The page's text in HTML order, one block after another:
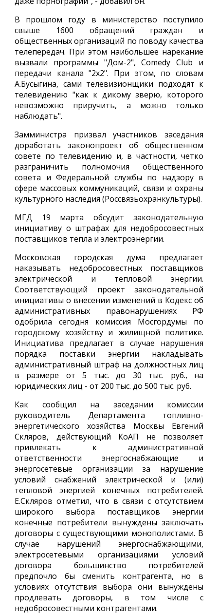
В прошлом году в министерство поступило
свыше 1600 обращений граждан и
общественных организаций по поводу качества
телепередач. При этом наибольшее нарекание
вызвали программы "Дом-2", Comedy Club и
передачи канала "2х2". При этом, по словам
А.Бусыгина, сами телевизионщики подходят к
телевидению "как к дикому зверю, которого
невозможно приручить, а можно только
наблюдать".
Замминистра призвал участников заседания
доработать законопроект об общественном
совете по телевидению и, в частности, четко
разграничить полномочия общественного
совета и Федеральной службы по надзору в
сфере массовых коммуникаций, связи и охраны
культурного наследия (Россвязьохранкультуры).
МГД 19 марта обсудит законодательную
инициативу о штрафах для недобросовестных
поставщиков тепла и электроэнергии.
Московская городская дума предлагает
наказывать недобросовестных поставщиков
электрической и тепловой энергии.
Соответствующий проект законодательной
инициативы о внесении изменений в Кодекс об
административных правонарушениях РФ
одобрила сегодня комиссия Мосгордумы по
городскому хозяйству и жилищной политике.
Инициатива предлагает в случае нарушения
порядка поставки энергии накладывать
административный штраф на должностных лиц
в размере от 5 тыс. до 30 тыс. руб., на
юридических лиц - от 200 тыс. до 500 тыс. руб.
Как сообщил на заседании комиссии
руководитель Департамента топливно-
энергетического хозяйства Москвы Евгений
Скляров, действующий КоАП не позволяет
привлекать к административной
ответственности энергоснабжающие и
энергосетевые организации за нарушение
условий снабжений электрической и (или)
тепловой энергией конечных потребителей.
Е.Скляров отметил, что в связи с отсутствием
широкого выбора поставщиков энергии
конечные потребители вынуждены заключать
договоры с существующими монополистами. В
случае нарушений энергоснабжающими,
электросетевыми организациями условий
договора большинство потребителей
предпочло бы сменить контрагента, но в
условиях отсутствия выбора они вынуждены
продлевать договоры, в том числе с
недобросовестными контрагентами.